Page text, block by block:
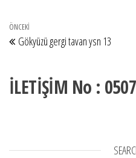
Yazı gezinmesi
Önceki Yazı
ÖNCEKI
Gökyüzü gergi tavan ysn 13
İLETİŞİM No :